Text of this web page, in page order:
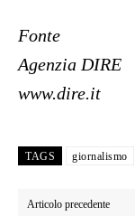
Fonte
Agenzia DIRE
www.dire.it
TAGS giornalismo
Articolo precedente